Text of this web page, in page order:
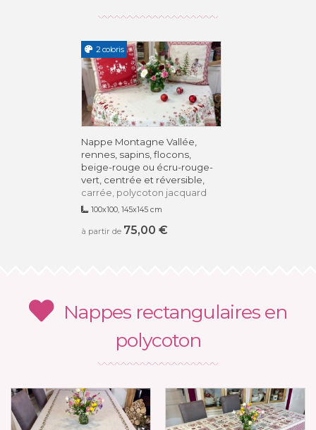
2 coloris
Nappe Montagne Vallée,
rennes, sapins, flocons,
beige-rouge ou écru-rouge-
vert, centrée et réversible,
carrée, polycoton jacquard
100x100, 145x145 cm
à partir de 75,00 €
Nappes rectangulaires en
polycoton